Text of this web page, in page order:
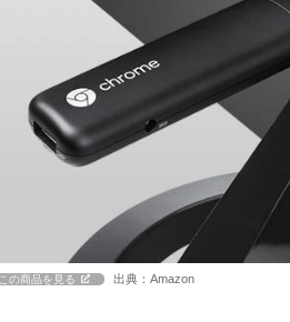
この商品を見る 出典：Amazon